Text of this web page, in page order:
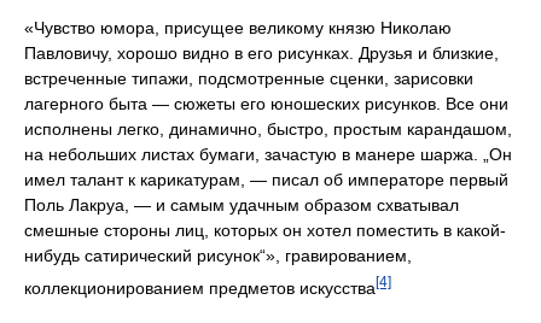
«Чувство юмора, присущее великому князю Николаю
Павловичу, хорошо видно в его рисунках. Друзья и близкие,
встреченные типажи, подсмотренные сценки, зарисовки
лагерного быта — сюжеты его юношеских рисунков. Все они
исполнены легко, динамично, быстро, простым карандашом,
на небольших листах бумаги, зачастую в манере шаржа. „Он
имел талант к карикатурам, — писал об императоре первый
Поль Лакруа, — и самым удачным образом схватывал
смешные стороны лиц, которых он хотел поместить в какой-
нибудь сатирический рисунок“», гравированием,
коллекционированием предметов искусства[4]